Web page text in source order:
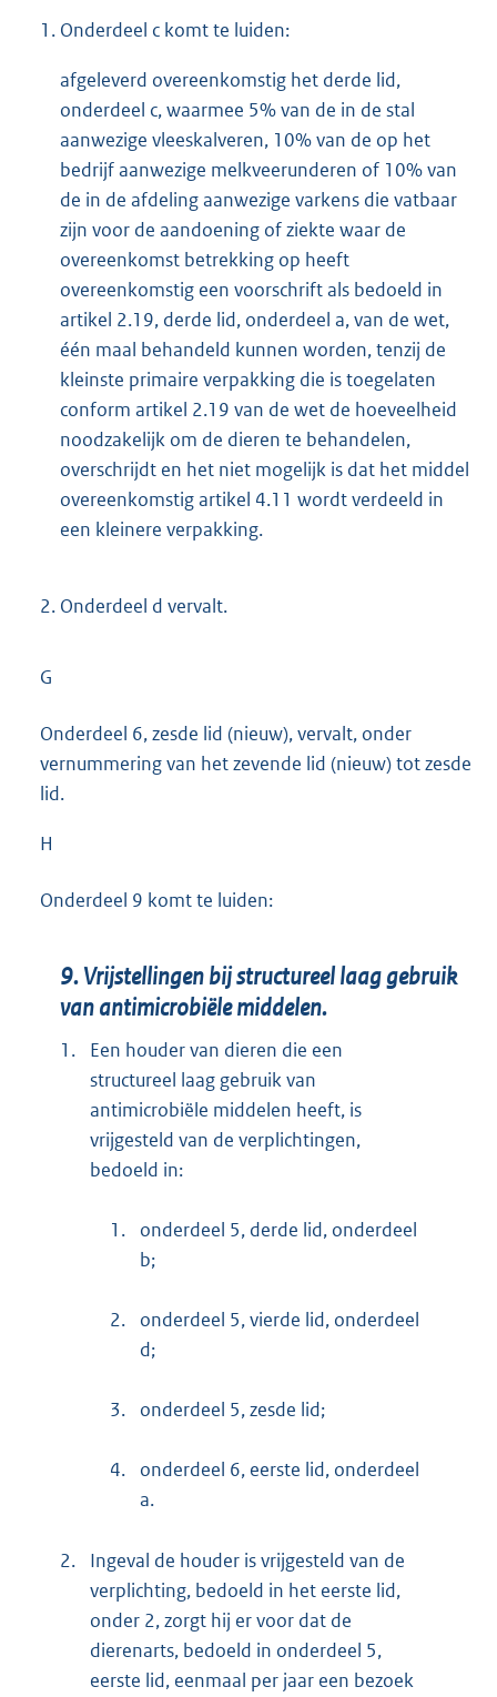
1. Onderdeel c komt te luiden:
afgeleverd overeenkomstig het derde lid,
onderdeel c, waarmee 5% van de in de stal
aanwezige vleeskalveren, 10% van de op het
bedrijf aanwezige melkveerunderen of 10% van
de in de afdeling aanwezige varkens die vatbaar
zijn voor de aandoening of ziekte waar de
overeenkomst betrekking op heeft
overeenkomstig een voorschrift als bedoeld in
artikel 2.19, derde lid, onderdeel a, van de wet,
één maal behandeld kunnen worden, tenzij de
kleinste primaire verpakking die is toegelaten
conform artikel 2.19 van de wet de hoeveelheid
noodzakelijk om de dieren te behandelen,
overschrijdt en het niet mogelijk is dat het middel
overeenkomstig artikel 4.11 wordt verdeeld in
een kleinere verpakking.
2. Onderdeel d vervalt.
G
Onderdeel 6, zesde lid (nieuw), vervalt, onder
vernummering van het zevende lid (nieuw) tot zesde
lid.
H
Onderdeel 9 komt te luiden:
9. Vrijstellingen bij structureel laag gebruik
van antimicrobiële middelen.
1.
Een houder van dieren die een
structureel laag gebruik van
antimicrobiële middelen heeft, is
vrijgesteld van de verplichtingen,
bedoeld in:
1.
onderdeel 5, derde lid, onderdeel
b;
2.
onderdeel 5, vierde lid, onderdeel
d;
3. onderdeel 5, zesde lid;
4.
onderdeel 6, eerste lid, onderdeel
a.
2.
Ingeval de houder is vrijgesteld van de
verplichting, bedoeld in het eerste lid,
onder 2, zorgt hij er voor dat de
dierenarts, bedoeld in onderdeel 5,
eerste lid, eenmaal per jaar een bezoek